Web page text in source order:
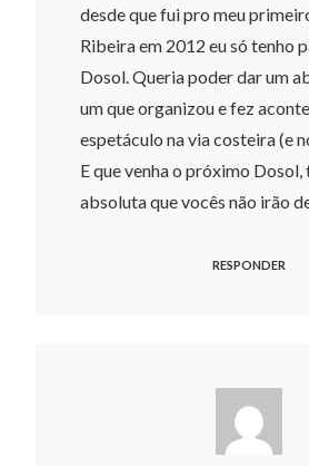
desde que fui pro meu
Ribeira em 2012 eu só tenho
Dosol. Queria poder dar um
um que organizou e fez
espetáculo na via costeira (e
E que venha o próximo
absoluta que vocês não irão
RESPONDER